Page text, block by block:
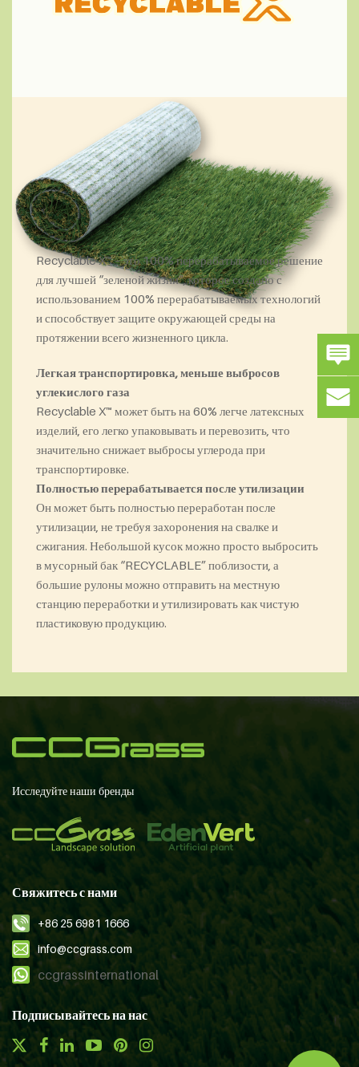
Recyclable X™ – это 100% перерабатываемое решение
для лучшей “зеленой жизни”, которое создано с
использованием 100% перерабатываемых технологий
и способствует защите окружающей среды на
протяжении всего жизненного цикла.
Легкая транспортировка, меньше выбросов
углекислого газа
Recyclable X™ может быть на 60% легче латексных
изделий, его легко упаковывать и перевозить, что
значительно снижает выбросы углерода при
транспортировке.
Полностью перерабатывается после утилизации
Он может быть полностью переработан после
утилизации, не требуя захоронения на свалке и
сжигания. Небольшой кусок можно просто выбросить
в мусорный бак “RECYCLABLE” поблизости, а
большие рулоны можно отправить на местную
станцию переработки и утилизировать как чистую
пластиковую продукцию.
Исследуйте наши бренды
Свяжитесь с нами
+86 25 6981 1666
info@ccgrass.com
ccgrassinternational
Подписывайтесь на нас